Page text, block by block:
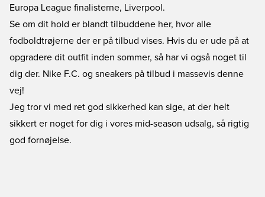
Europa League finalisterne, Liverpool.
Se om dit hold er blandt tilbuddene her, hvor alle
fodboldtrøjerne der er på tilbud vises. Hvis du er ude på at
opgradere dit outfit inden sommer, så har vi også noget til
dig der. Nike F.C. og sneakers på tilbud i massevis denne
vej!
Jeg tror vi med ret god sikkerhed kan sige, at der helt
sikkert er noget for dig i vores mid-season udsalg, så rigtig
god fornøjelse.